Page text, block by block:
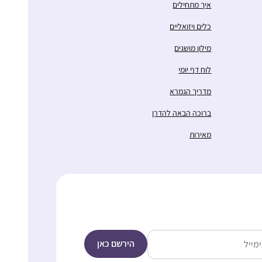
איך מתחילים
כלים ויזואליים
מילון מושגים
לוח דף יומי
מדריך הגמרא
ברוכה הבאה להדרן
מאירות